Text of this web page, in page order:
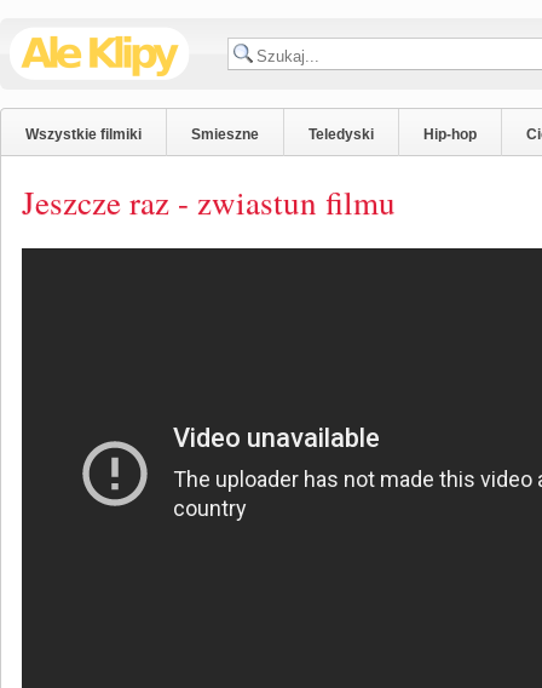
Wszystkie filmiki Smieszne Teledyski Hip-hop
Jeszcze raz - zwiastun filmu